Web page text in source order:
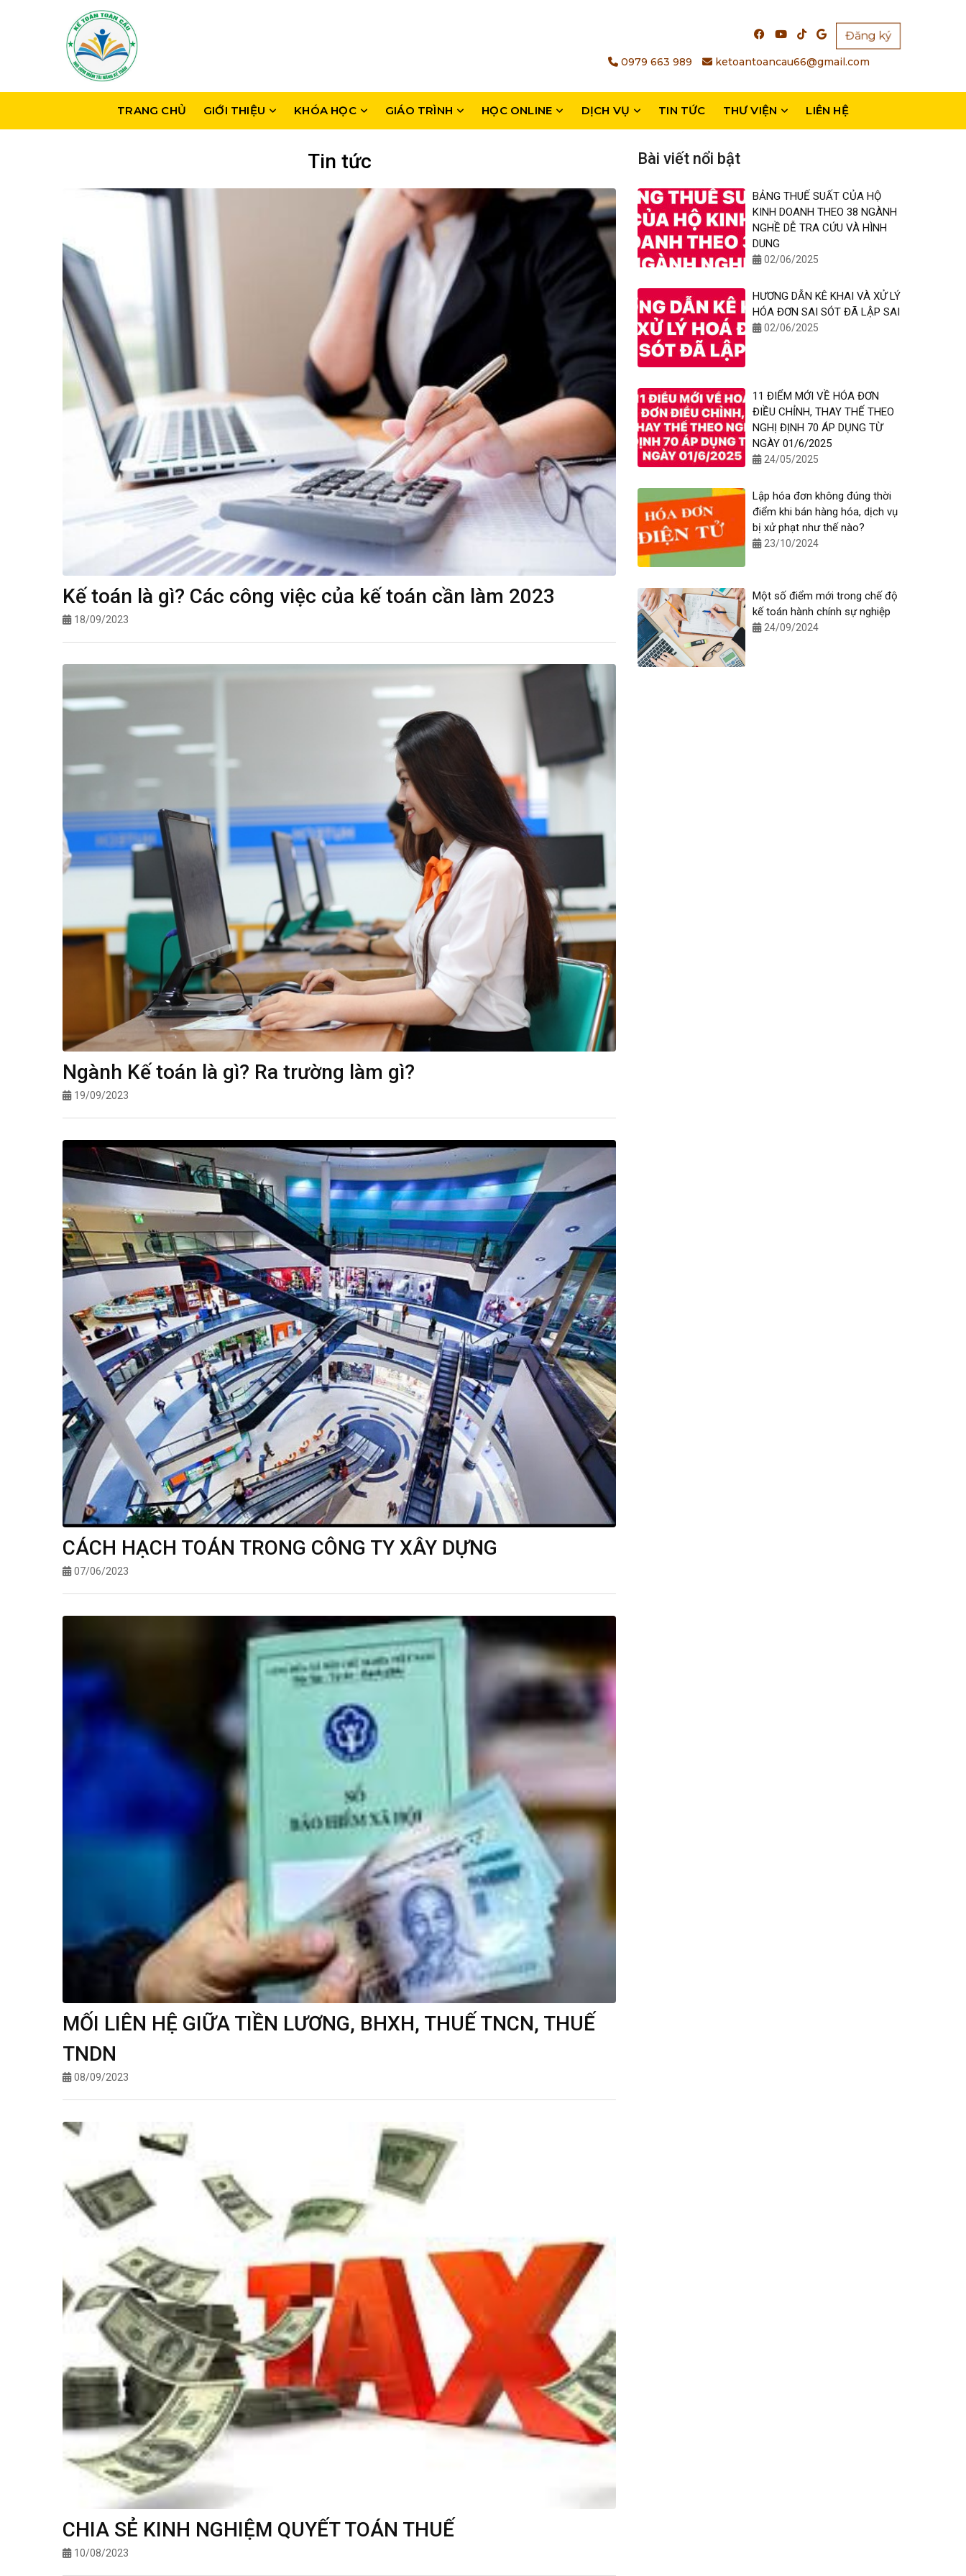
Đăng ký
0979 663 989 ketoantoancau66@gmail.com
TRANG CHỦ GIỚI THIỆU KHÓA HỌC GIÁO TRÌNH HỌC ONLINE DỊCH VỤ TIN TỨC THƯ VIỆN LIÊN HỆ
Tin tức
Kế toán là gì? Các công việc của kế toán cần làm 2023
18/09/2023
Ngành Kế toán là gì? Ra trường làm gì?
19/09/2023
CÁCH HẠCH TOÁN TRONG CÔNG TY XÂY DỰNG
07/06/2023
MỐI LIÊN HỆ GIỮA TIỀN LƯƠNG, BHXH, THUẾ TNCN, THUẾ
TNDN
08/09/2023
CHIA SẺ KINH NGHIỆM QUYẾT TOÁN THUẾ
10/08/2023
Bài viết nổi bật
BẢNG THUẾ SUẤT CỦA HỘ
KINH DOANH THEO 38 NGÀNH
NGHỀ DỄ TRA CỨU VÀ HÌNH
DUNG
02/06/2025
HƯƠNG DẪN KÊ KHAI VÀ XỬ LÝ
HÓA ĐƠN SAI SÓT ĐÃ LẬP SAI
02/06/2025
11 ĐIỂM MỚI VỀ HÓA ĐƠN
ĐIỀU CHỈNH, THAY THẾ THEO
NGHỊ ĐỊNH 70 ÁP DỤNG TỪ
NGÀY 01/6/2025
24/05/2025
Lập hóa đơn không đúng thời
điểm khi bán hàng hóa, dịch vụ
bị xử phạt như thế nào?
23/10/2024
Một số điểm mới trong chế độ
kế toán hành chính sự nghiệp
24/09/2024